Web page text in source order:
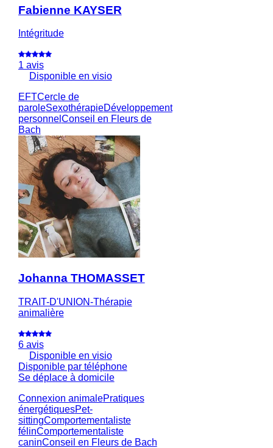
Fabienne KAYSER
Intégritude
1 avis
Disponible en visio
EFTCercle de
paroleSexothérapieDéveloppement
personnel Conseil en Fleurs de
Bach
Johanna THOMASSET
TRAIT-D'UNION-Thérapie
animalière
6 avis
Disponible en visio
Disponible par téléphone
Se déplace à domicile
Connexion animalePratiques
énergétiquesPet-
sittingComportementaliste
félinComportementaliste
caninConseil en Fleurs de Bach